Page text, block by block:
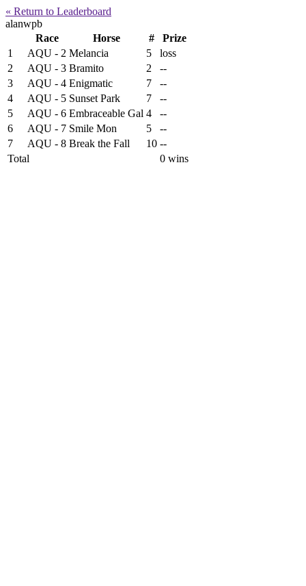
« Return to Leaderboard
alanwpb
Race
Horse #
Prize
1
AQU - 2 Melancia 5
loss
2
AQU - 3 Bramito 2
--
3
AQU - 4 Enigmatic 7
--
4
AQU - 5 Sunset Park 7
--
5
AQU - 6 Embraceable Gal 4
--
6
AQU - 7 Smile Mon 5
--
7
AQU - 8 Break the Fall 10 --
Total
0 wins